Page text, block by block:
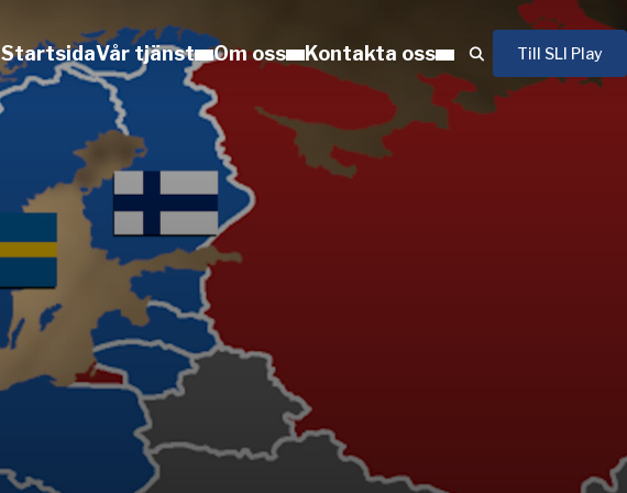
StartsidaVår tjänst Om oss Kontakta oss Till SLI Play